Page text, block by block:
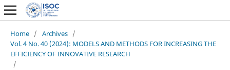
Home / Archives /
Vol. 4 No. 40 (2024): MODELS AND METHODS FOR INCREASING THE
EFFICIENCY OF INNOVATIVE RESEARCH
/